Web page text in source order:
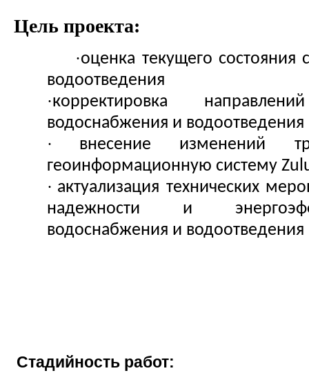
Цель проекта:
·оценка текущего
водоотведения
·корректировка
водоснабжения и водоотведения
·
внесение изменений
геоинформационную систему
· актуализация технических
надежности и
водоснабжения и водоотведения
Стадийность работ: